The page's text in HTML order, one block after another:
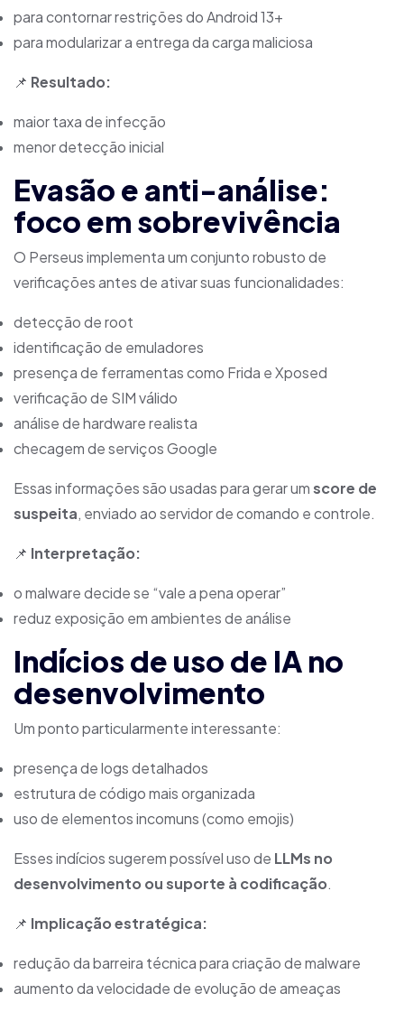
para contornar restrições do Android 13+
para modularizar a entrega da carga maliciosa
📌 Resultado:
maior taxa de infecção
menor detecção inicial
Evasão e anti-análise:
foco em sobrevivência
O Perseus implementa um conjunto robusto de
verificações antes de ativar suas funcionalidades:
detecção de root
identificação de emuladores
presença de ferramentas como Frida e Xposed
verificação de SIM válido
análise de hardware realista
checagem de serviços Google
Essas informações são usadas para gerar umscore de
suspeita, enviado ao servidor de comando e controle.
📌 Interpretação:
o malware decide se “vale a pena operar”
reduz exposição em ambientes de análise
Indícios de uso de IA no
desenvolvimento
Um ponto particularmente interessante:
presença de logs detalhados
estrutura de código mais organizada
uso de elementos incomuns (como emojis)
Esses indícios sugerem possível uso de LLMs no
desenvolvimento ou suporte à codificação.
📌 Implicação estratégica:
redução da barreira técnica para criação de malware
aumento da velocidade de evolução de ameaças